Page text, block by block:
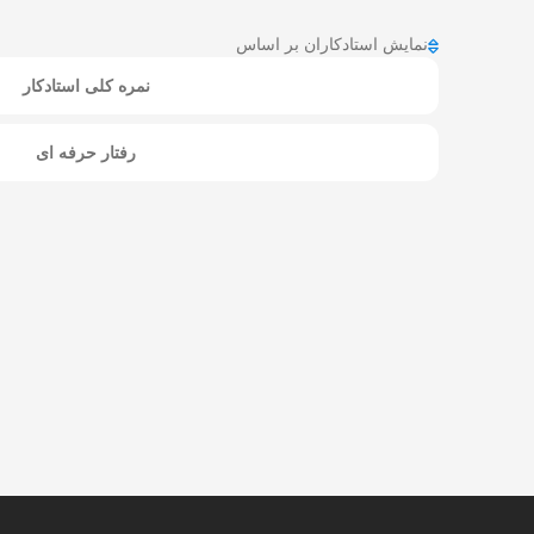
نمایش استادکاران بر اساس
نمره کلی استادکار
رفتار حرفه ای